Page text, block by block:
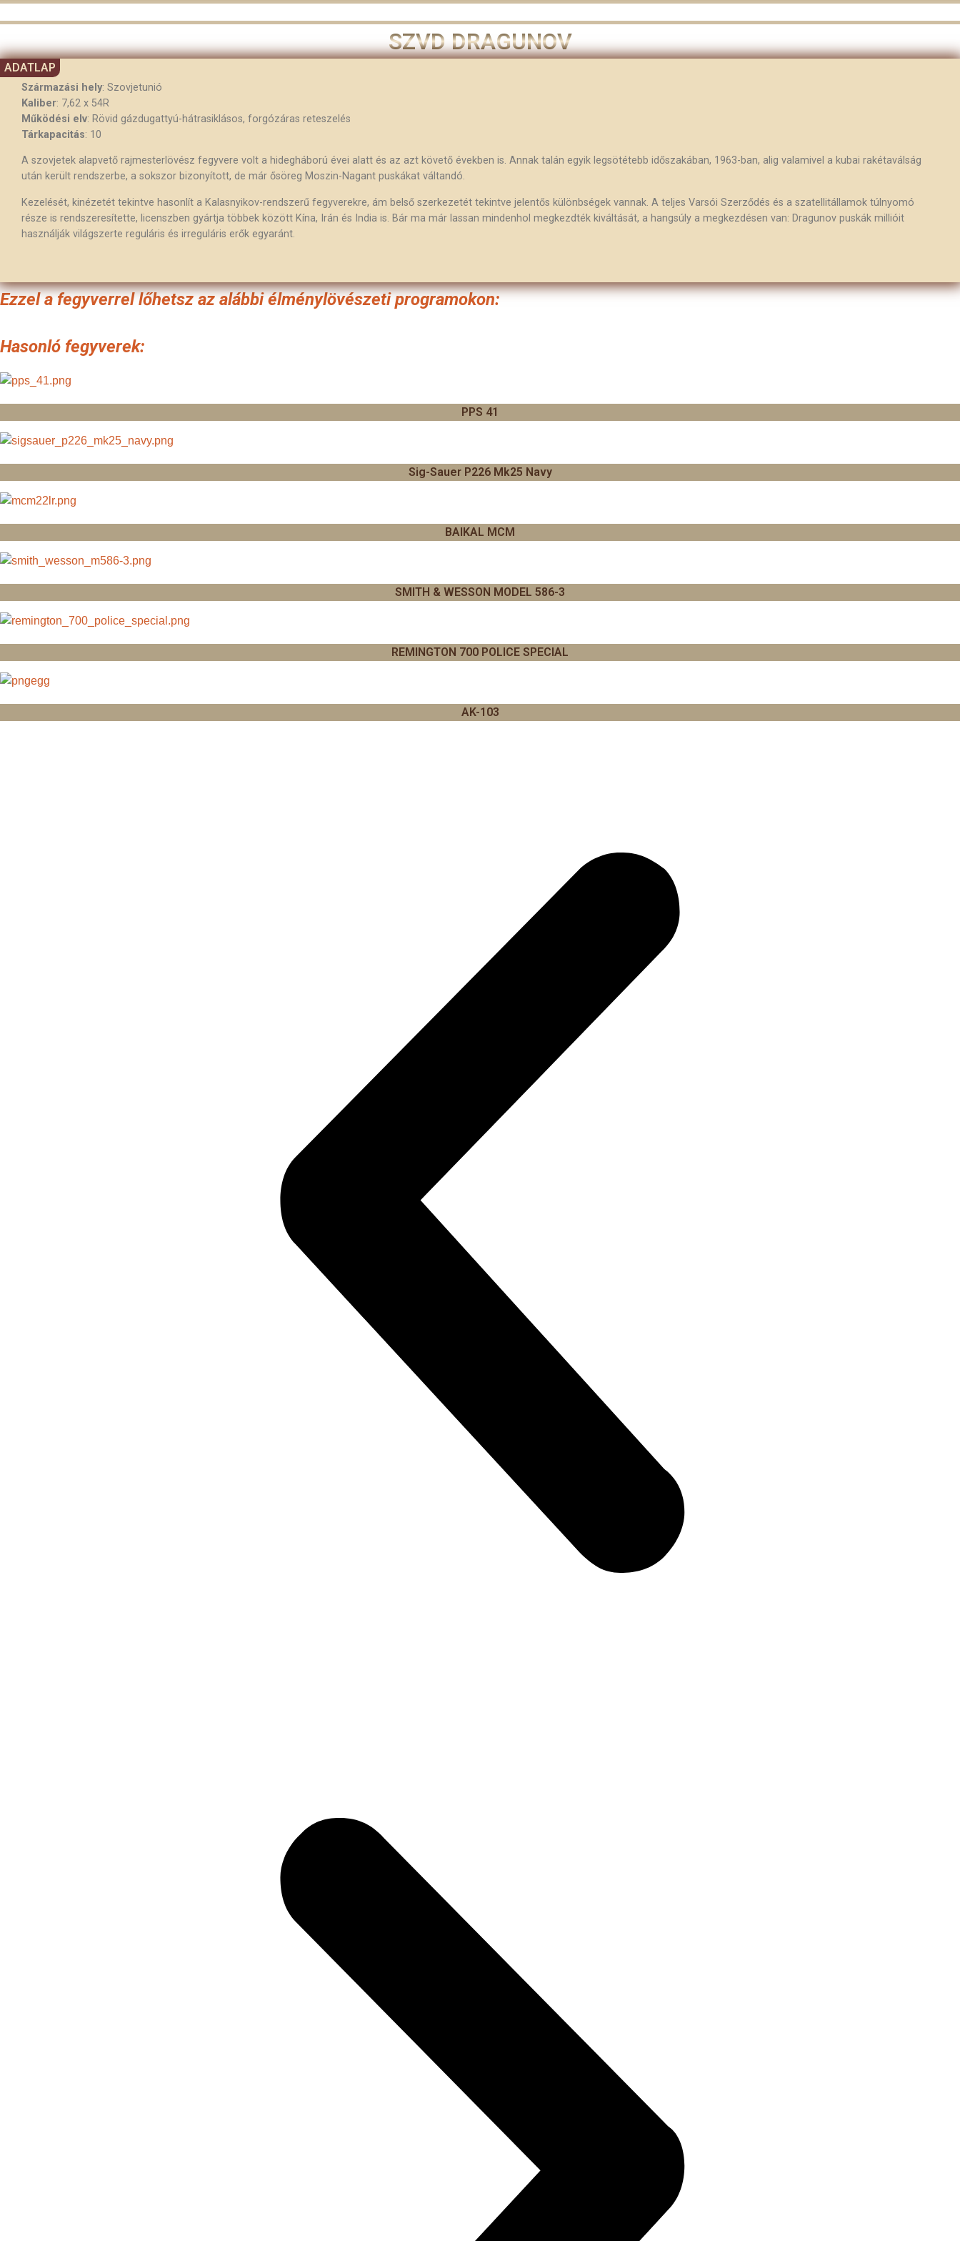
SZVD DRAGUNOV
Származási hely: Szovjetunió
Kaliber: 7,62 x 54R
Működési elv: Rövid gázdugattyú-hátrasiklásos, forgózáras reteszelés
Tárkapacitás: 10
A szovjetek alapvető rajmesterlövész fegyvere volt a hidegháború évei alatt és az azt követő években is. Annak talán egyik legsötétebb időszakában, 1963-ban, alig valamivel a kubai rakétaválság
után került rendszerbe, a sokszor bizonyított, de már ősöreg Moszin-Nagant puskákat váltandó.
Kezelését, kinézetét tekintve hasonlít a Kalasnyikov-rendszerű fegyverekre, ám belső szerkezetét tekintve jelentős különbségek vannak. A teljes Varsói Szerződés és a szatellitállamok túlnyomó
része is rendszeresítette, licenszben gyártja többek között Kína, Irán és India is. Bár ma már lassan mindenhol megkezdték kiváltását, a hangsúly a megkezdésen van: Dragunov puskák millióit
használják világszerte reguláris és irreguláris erők egyaránt.
Ezzel a fegyverrel lőhetsz az alábbi élménylövészeti programokon:
Hasonló fegyverek:
PPS 41
Sig-Sauer P226 Mk25 Navy
BAIKAL MCM
SMITH & WESSON MODEL 586-3
REMINGTON 700 POLICE SPECIAL
AK-103